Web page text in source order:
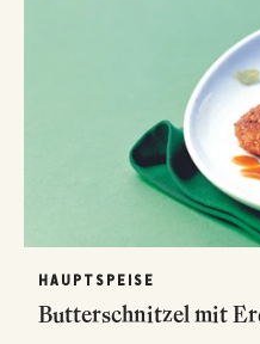
HAUPTSPEISE
Butterschnitzel mit